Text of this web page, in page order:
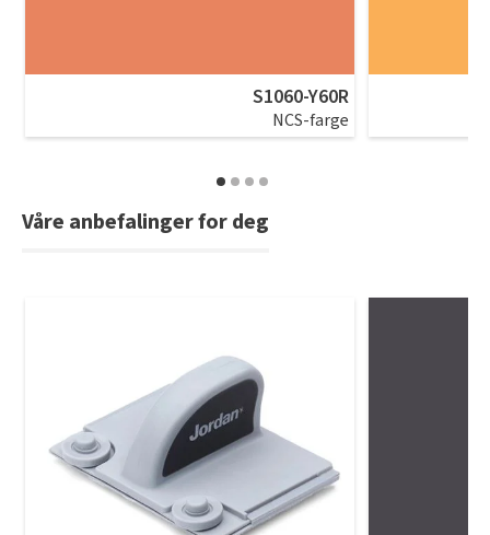
S1060-Y60R
NCS-farge
Våre anbefalinger for deg